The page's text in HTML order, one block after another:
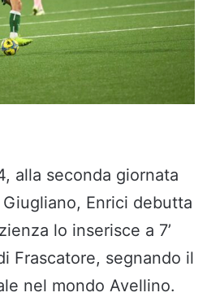
alla seconda giornata
Enrici debutta
lo inserisce a 7’
Frascatore, segnando il
nel mondo Avellino.